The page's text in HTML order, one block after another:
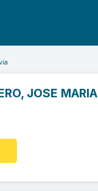
JOSE MARIA